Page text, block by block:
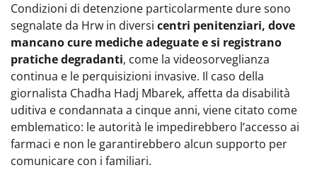
Condizioni di detenzione particolarmente dure sono
segnalate da Hrw in diversi centri penitenziari, dove
mancano cure mediche adeguate e si registrano
pratiche degradanti, come la videosorveglianza
continua e le perquisizioni invasive. Il caso della
giornalista Chadha Hadj Mbarek, affetta da disabilità
uditiva e condannata a cinque anni, viene citato come
emblematico: le autorità le impedirebbero l’accesso ai
farmaci e non le garantirebbero alcun supporto per
comunicare con i familiari.